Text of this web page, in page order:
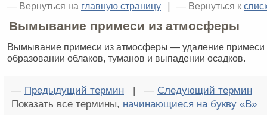
— Вернуться на главную страницу | — Вернуться к
Вымывание примеси из атмосферы
Вымывание примеси из атмосферы — удаление примеси
образовании облаков, туманов и выпадении осадков.
— Предыдущий термин | — Следующий термин
Показать все термины, начинающиеся на букву «В»